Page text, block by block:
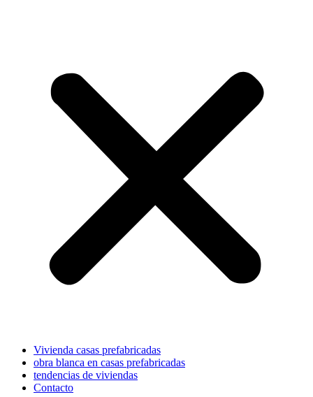
Vivienda casas prefabricadas
obra blanca en casas prefabricadas
tendencias de viviendas
Contacto